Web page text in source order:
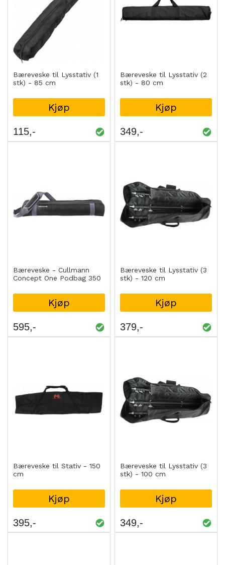
Bæreveske til Lysstativ (1
stk) - 85 cm
Kjøp
115
Bæreveske til Lysstativ (2
stk) - 80 cm
Kjøp
349
Bæreveske - Cullmann
Concept One Podbag 350
Kjøp
595
Bæreveske til Lysstativ (3
stk) - 120 cm
Kjøp
379
Bæreveske til Stativ - 150
cm
Kjøp
395
Bæreveske til Lysstativ (3
stk) - 100 cm
Kjøp
349